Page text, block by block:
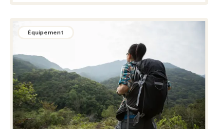
Équipement